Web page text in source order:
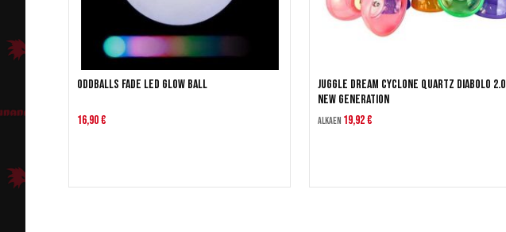
Oddballs FADE LED Glow ball
16,90 €
Juggle Dream Cyclone Quartz Diabolo 2.0
New Generation
Alkaen 19,92 €